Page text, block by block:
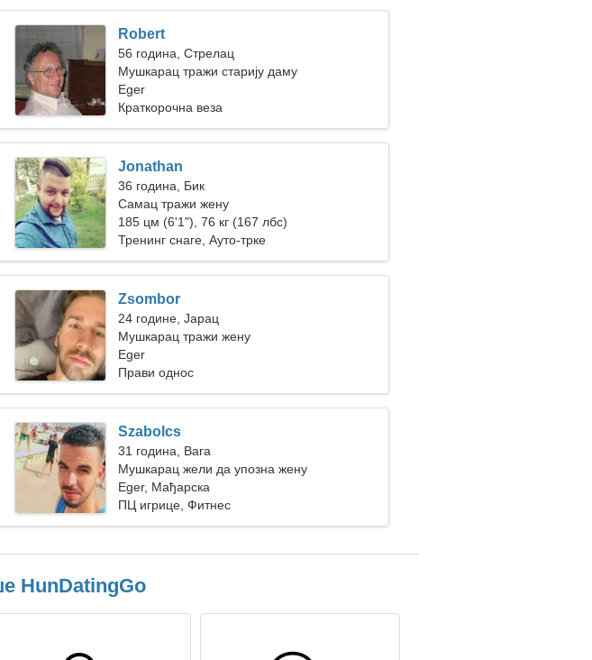
Robert
56 година, Стрелац
Мушкарац тражи старију даму
Eger
Краткорочна веза
Jonathan
36 година, Бик
Самац тражи жену
185 цм (6'1"), 76 кг (167 лбс)
Тренинг снаге, Ауто-трке
Zsombor
24 године, Јарац
Мушкарац тражи жену
Eger
Прави однос
Szabolcs
31 година, Вага
Мушкарац жели да упозна жену
Eger, Мађарска
ПЦ игрице, Фитнес
HunDatingGo